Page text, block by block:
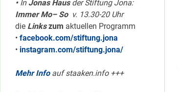
•InJonas Hausder Stiftung Jona:
Immer Mo– So v. 13.30-20 Uhr
die Linkszum aktuellen Programm
• facebook.com/stiftung.jona
• instagram.com/stiftung.jona/
Mehr Infoauf staaken.info +++